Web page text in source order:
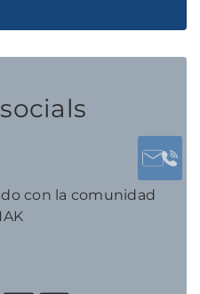
con la comunidad